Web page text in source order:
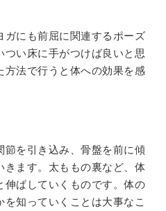
ガにも前屈に関連するポーズ
つい床に手がつけば良いと思
方法で行うと体への効果を感
節を引き込み、骨盤を前に傾
きます。太ももの裏など、体
伸ばしていくものです。体の
知っていくことは大事なこ